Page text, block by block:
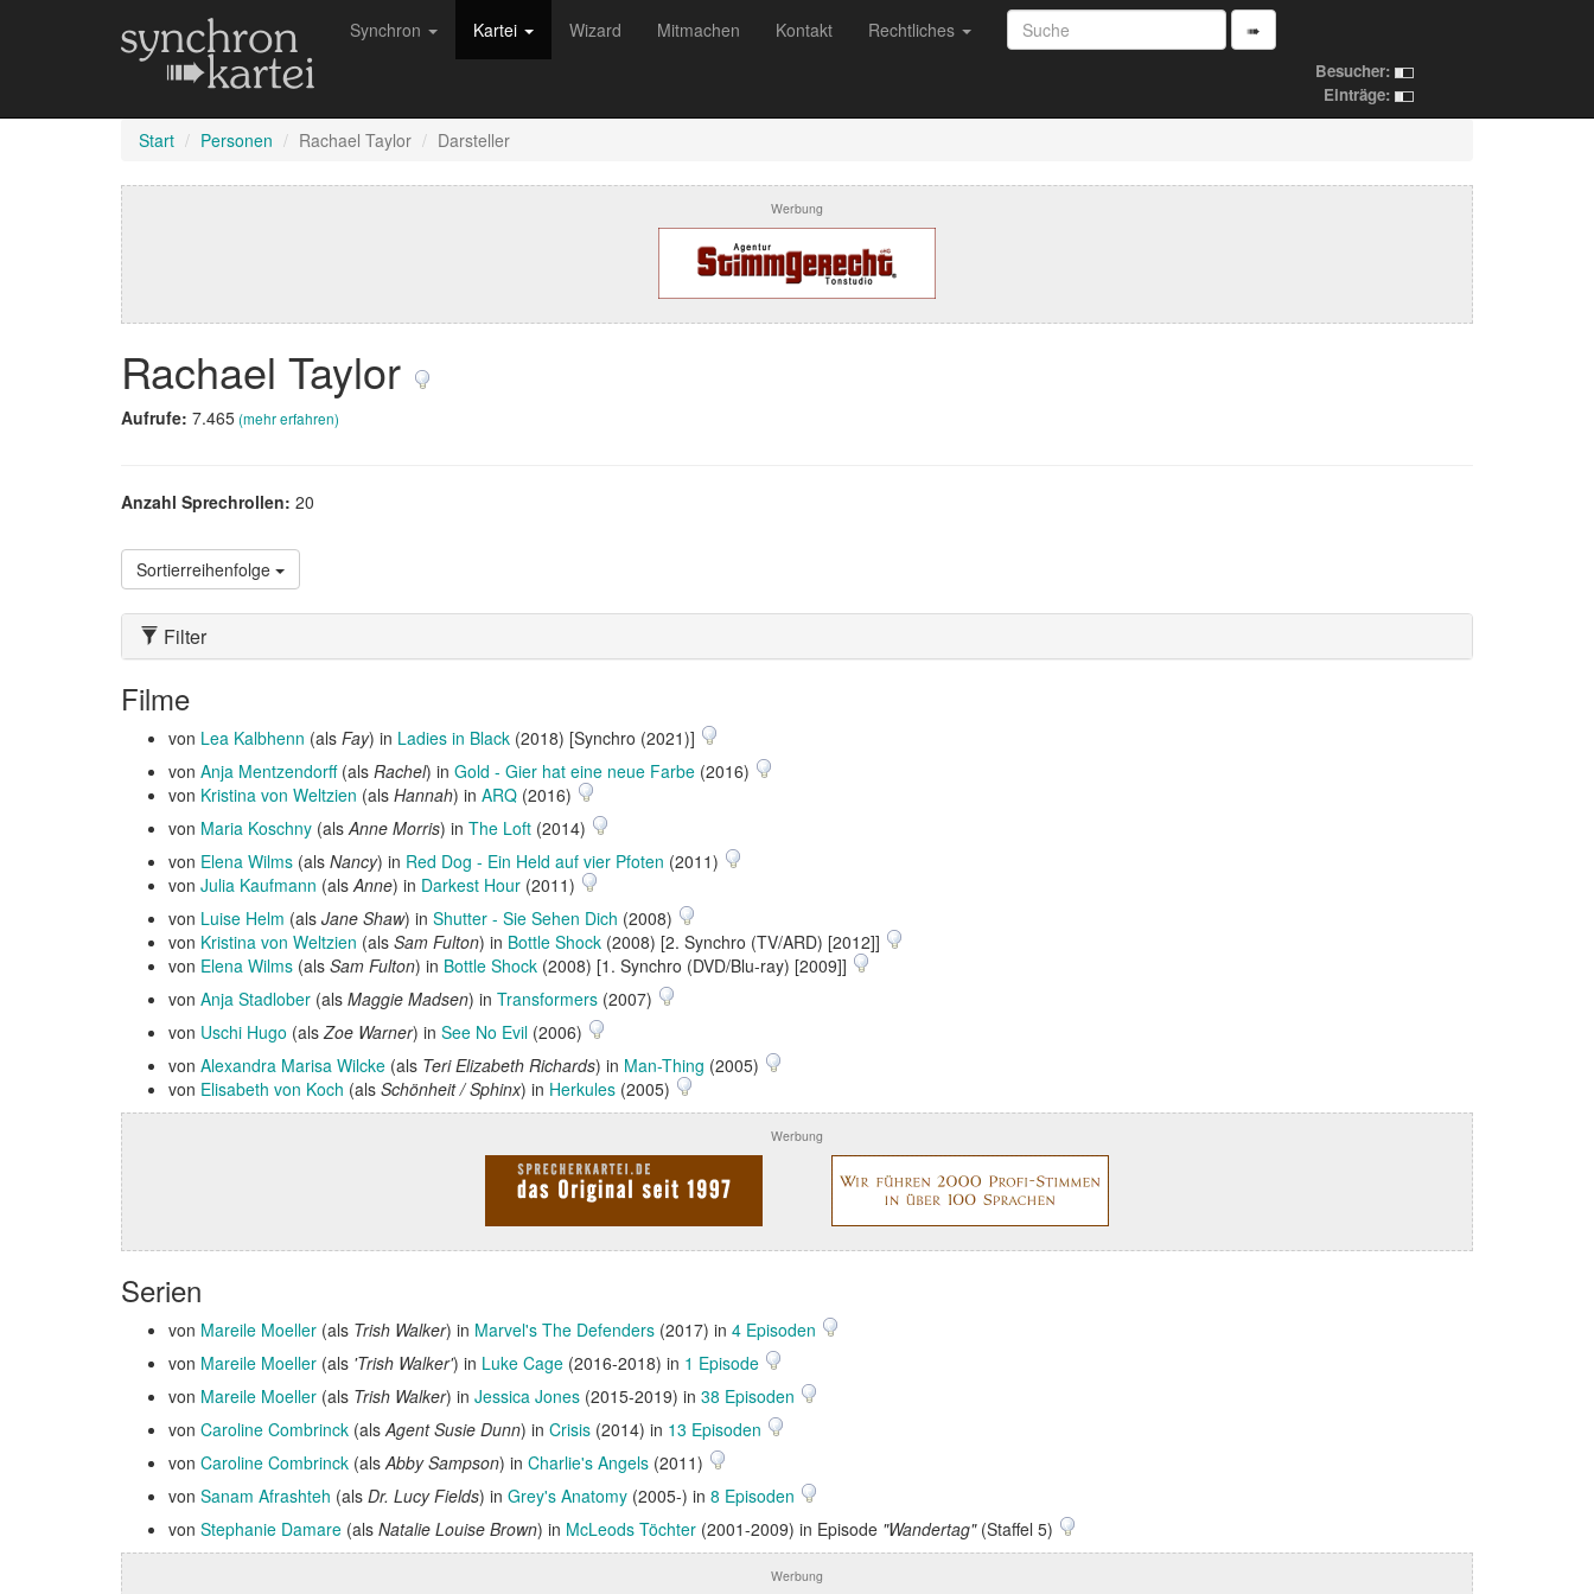
Synchron Kartei Wizard Mitmachen Kontakt Rechtliches ➠
Besucher:
Einträge:
Start Personen Rachael Taylor Darsteller
Werbung
Rachael Taylor
Aufrufe: 7.465(mehr erfahren)
Anzahl Sprechrollen: 20
Sortierreihenfolge
Filter
Filme
von Lea Kalbhenn (als Fay) in Ladies in Black (2018) [Synchro (2021)]
von Anja Mentzendorff(als Rachel) in Gold - Gier hat eine neue Farbe (2016)
von Kristina von Weltzien (als Hannah) in ARQ (2016)
von Maria Koschny (alsAnne Morris) in The Loft (2014)
von Elena Wilms (als Nancy) in Red Dog - Ein Held auf vier Pfoten (2011)
von Julia Kaufmann (alsAnne) in Darkest Hour (2011)
von Luise Helm (als Jane Shaw) in Shutter - Sie Sehen Dich (2008)
von Kristina von Weltzien (als Sam Fulton) in Bottle Shock (2008) [2. Synchro (TV/ARD) [2012]]
von Elena Wilms (als Sam Fulton) in Bottle Shock (2008) [1. Synchro (DVD/Blu-ray) [2009]]
von Anja Stadlober (als Maggie Madsen) in Transformers (2007)
von Uschi Hugo (alsZoe Warner) in See No Evil (2006)
von Alexandra Marisa Wilcke (als Teri Elizabeth Richards) in Man-Thing (2005)
von Elisabeth von Koch (als Schönheit / Sphinx) in Herkules (2005)
Werbung
Serien
von Mareile Moeller (als Trish Walker) in Marvel's The Defenders (2017) in 4 Episoden
von Mareile Moeller (als 'Trish Walker') in Luke Cage (2016-2018) in 1 Episode
von Mareile Moeller (als Trish Walker) in Jessica Jones (2015-2019) in 38 Episoden
von Caroline Combrinck (alsAgent Susie Dunn) in Crisis (2014) in 13 Episoden
von Caroline Combrinck (alsAbby Sampson) in Charlie's Angels (2011)
von Sanam Afrashteh (als Dr. Lucy Fields) in Grey's Anatomy (2005-) in 8 Episoden
von Stephanie Damare (als Natalie Louise Brown) in McLeods Töchter (2001-2009) in Episode "Wandertag"(Staffel 5)
Werbung